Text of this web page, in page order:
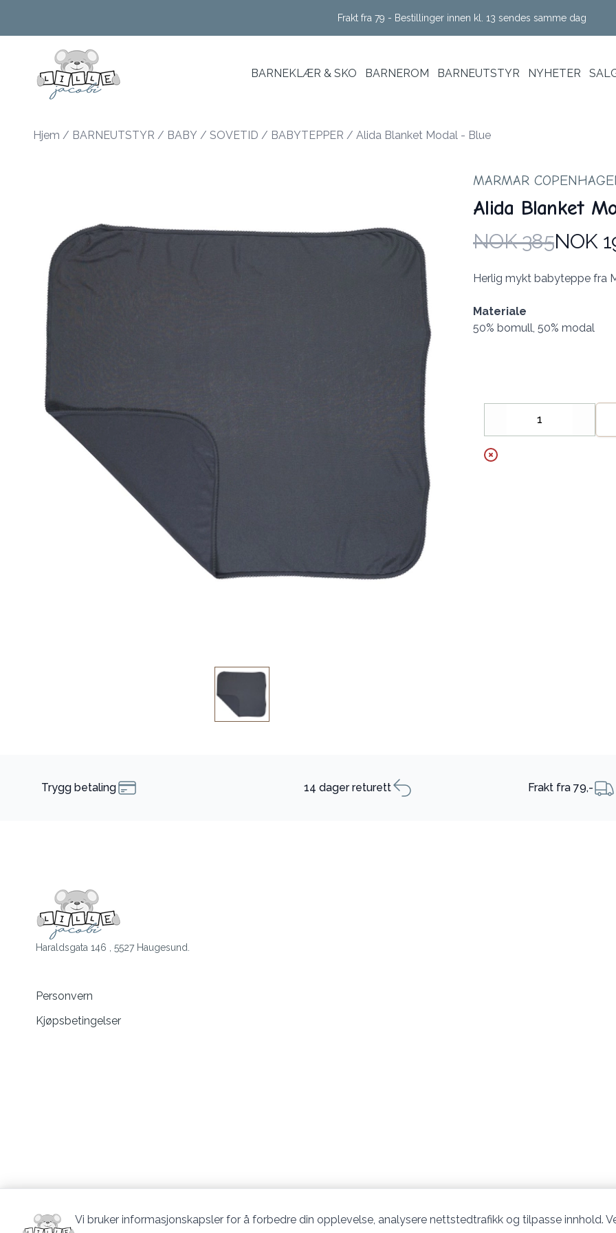
Frakt fra 79 - Bestillinger innen kl. 13 sendes samme dag
BARNEKLÆR & SKO BARNEROM BARNEUTSTYR NYHETER
Hjem / BARNEUTSTYR / BABY / SOVETID / BABYTEPPER / Alida Blanket Modal - Blue
MARMAR
Alida Blanket
Produktdetaljer
NOK 385NOK
Description
Herlig mykt babyteppe fra
Materiale
50% bomull, 50% modal
Decrease
Trygg betaling 14 dager returett Frakt fra 79,-
Haraldsgata 146 , 5527 Haugesund.
Personvern
Kjøpsbetingelser
Vi bruker informasjonskapsler for å forbedre din opplevelse, analysere nettstedtrafikk og tilpasse innhold.